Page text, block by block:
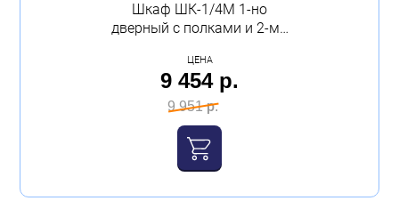
Шкаф ШК-1/4М 1-но
дверный с полками и 2-мя
Феникс
ЦЕНА
9 454 р.
9 951 р.